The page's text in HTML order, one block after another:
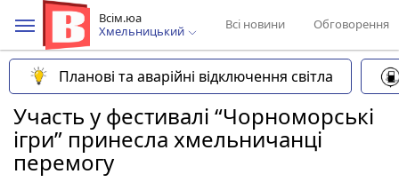
Всім.юа
Хмельницький
Всі новини Обговорення
Планові та аварійні відключення світла
Участь у фестивалі “Чорноморські
ігри” принесла хмельничанці
перемогу